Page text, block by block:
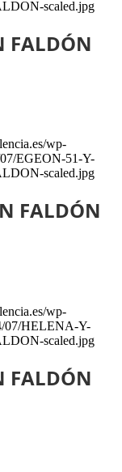
FALDÓN
FALDÓN
FALDÓN